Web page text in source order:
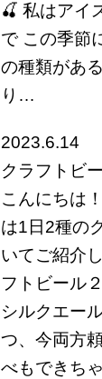
🍒 私はアイ
で この季節
の種類があ
り…
2023.6.14
クラフトビ
こんにちは
は1日2種の
いてご紹介
フトビール
シルクエー
つ、今両方
べもできち